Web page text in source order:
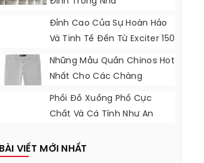
Đỉnh Cao Của Sự Hoàn Hảo
Và Tinh Tế Đến Từ Exciter 150
Những Mẫu Quần Chinos Hot
Nhất Cho Các Chàng
Phối Đồ Xuống Phố Cực
Chất Và Cá Tính Như An
BÀI VIẾT MỚI NHẤT